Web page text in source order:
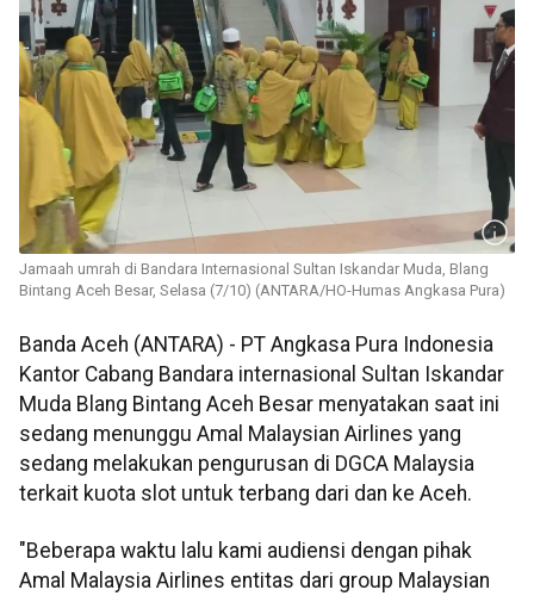
Jamaah umrah di Bandara Internasional Sultan Iskandar Muda, Blang
Bintang Aceh Besar, Selasa (7/10) (ANTARA/HO-Humas Angkasa Pura)
Banda Aceh (ANTARA) - PT Angkasa Pura Indonesia
Kantor Cabang Bandara internasional Sultan Iskandar
Muda Blang Bintang Aceh Besar menyatakan saat ini
sedang menunggu Amal Malaysian Airlines yang
sedang melakukan pengurusan di DGCA Malaysia
terkait kuota slot untuk terbang dari dan ke Aceh.
"Beberapa waktu lalu kami audiensi dengan pihak
Amal Malaysia Airlines entitas dari group Malaysian